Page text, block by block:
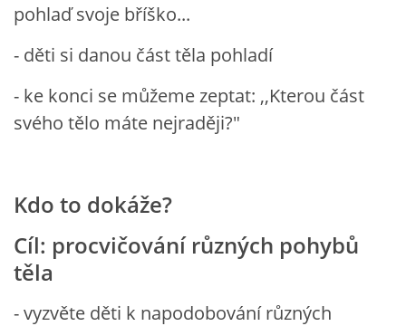
PÍSNĚ K TÉMATU JARO
BÁSNĚ K TÉMATU JARO
POHYBOVÉ AKTIVITY NA TÉMA JARO
BÁSNĚ K TÉMATU LÉTO
pohlaď svoje bříško...
- děti si danou část těla pohladí
- ke konci se můžeme zeptat: ,,Kterou část
svého tělo máte nejraději?"
Kdo to dokáže?
Cíl: procvičování různých pohybů
těla
- vyzvěte děti k napodobování různých